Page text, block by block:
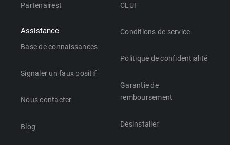
Partenairest
Assistance
Base de connaissances
Signaler un faux positif
Nous contacter
Blog
CLUF
Conditions de service
Politique de confidentialité
Garantie de
remboursement
Désinstaller